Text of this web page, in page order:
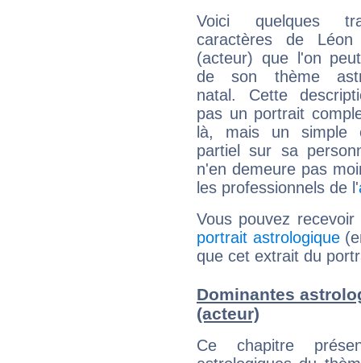
Voici quelques
caractères de Léon
(acteur) que l'on
de son thème
natal. Cette
pas un portrait
là, mais un simple
partiel sur sa
n'en demeure pas
les professionnels de l'
Vous pouvez
portrait astrologique
que cet extrait du
Dominantes
(acteur)
Ce chapitre